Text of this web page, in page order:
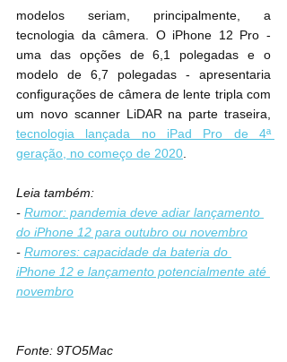
modelos seriam, principalmente, a
tecnologia da câmera. O iPhone 12 Pro -
uma das opções de 6,1 polegadas e o
modelo de 6,7 polegadas - apresentaria
configurações de câmera de lente tripla com
tecnologia lançada no iPad Pro de 4ª
geração, no começo de 2020
Leia também:
- Rumor: pandemia deve adiar lançamento
do iPhone 12 para outubro ou novembro
- Rumores: capacidade da bateria do
iPhone 12 e lançamento potencialmente até
novembro
Fonte: 9TO5Mac